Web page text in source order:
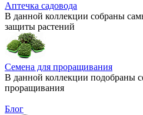
Аптечка садовода
В данной коллекции собраны
защиты растений
Семена для проращивания
В данной коллекции подобраны
проращивания
Блог